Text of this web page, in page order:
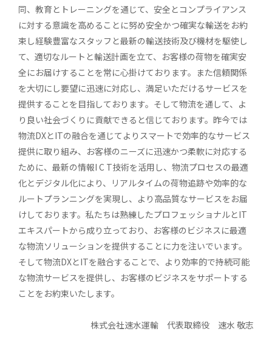
同、教育とトレーニングを通じて、安全とコンプライアンス
に対する意識を高めることに努め安全かつ確実な輸送をお約
束し経験豊富なスタッフと最新の輸送技術及び機材を駆使し
て、適切なルートと輸送計画を立て、お客様の荷物を確実安
全にお届けすることを常に心掛けております。また信頼関係
を大切にし要望に迅速に対応し、満足いただけるサービスを
提供することを目指しております。そして物流を通して、よ
り良い社会づくりに貢献できると信じております。昨今では
物流DXとITの融合を通じてよりスマートで効率的なサービス
提供に取り組み、お客様のニーズに迅速かつ柔軟に対応する
ために、最新の情報I C T技術を活用し、物流プロセスの最適
化とデジタル化により、リアルタイムの荷物追跡や効率的な
ルートプランニングを実現し、より高品質なサービスをお届
けしております。私たちは熟練したプロフェッショナルとIT
エキスパートから成り立っており、お客様のビジネスに最適
な物流ソリューションを提供することに力を注いでいます。
そして物流DXとITを融合することで、より効率的で持続可能
な物流サービスを提供し、お客様のビジネスをサポートする
ことをお約束いたします。
株式会社速水運輸 代表取締役 速水 敬志